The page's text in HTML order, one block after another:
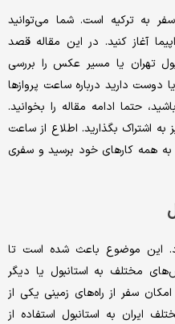
به ترکیه است. شما می‌توانید
آغاز کنید. در این مقاله قصد
تهران یا مسیر عکس را بررسی
دوست دارید درباره ساعت پروازها
حتما ادامه مقاله را بخوانید.
اشتراک بگذارید. اطلاع از ساعت
به همه کارهای خود برسید و سفری
این موضوع باعث شده است تا
مختلف به استانبول یا دیگر
سفر از راه‌های زمینی یکی از
ایران به استانبول استفاده از